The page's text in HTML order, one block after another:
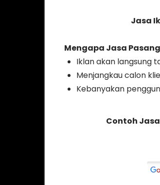
Jasa
Mengapa Jasa
Iklan akan langsung
Menjangkau calon
Kebanyakan
Contoh